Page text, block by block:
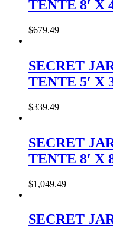
TENTE 8′ X
$679.49
SECRET
TENTE 5′ X
$339.49
SECRET
TENTE 8′ X
$1,049.49
SECRET